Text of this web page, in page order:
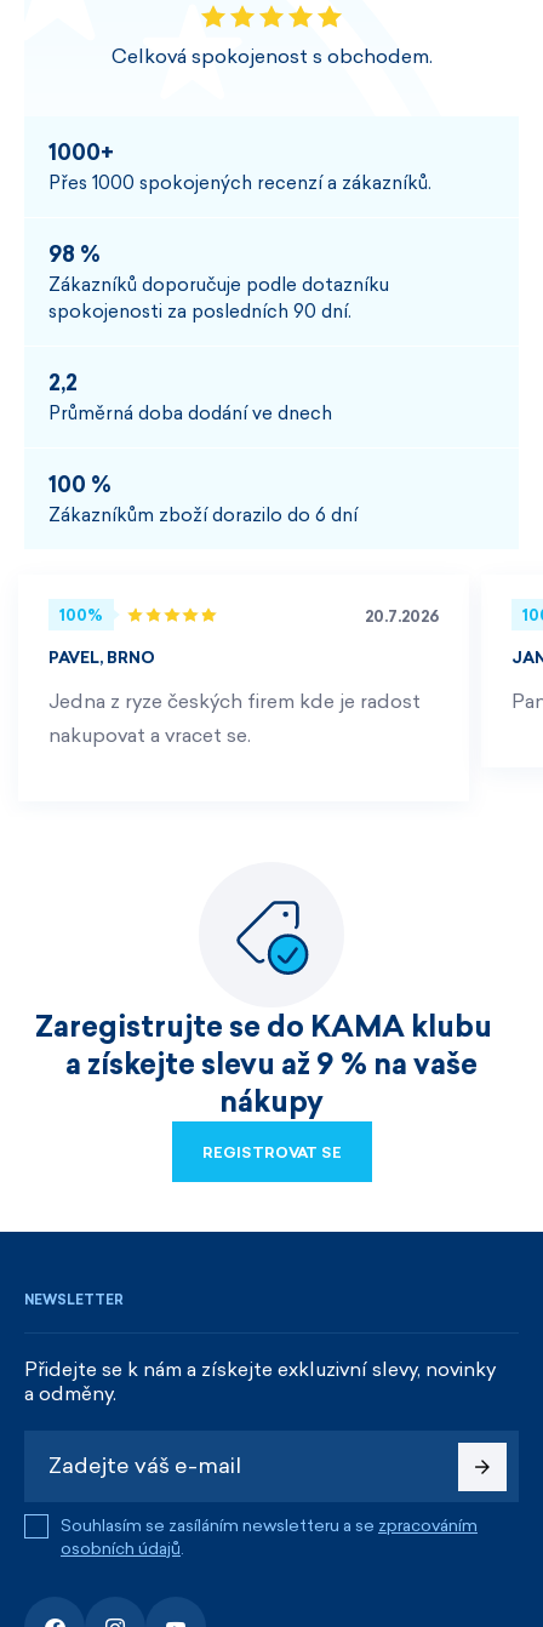
Celková spokojenost s obchodem.
1000+
Přes 1000 spokojených recenzí a zákazníků.
98 %
Zákazníků doporučuje podle dotazníku
spokojenosti za posledních 90 dní.
2,2
Průměrná doba dodání ve dnech
100 %
Zákazníkům zboží dorazilo do 6 dní
100% 20.7.2026
PAVEL, BRNO
Jedna z ryze českých firem kde je radost
nakupovat a vracet se.
Zaregistrujte se do KAMA klubu
a získejte slevu až 9 % na vaše
nákupy
REGISTROVAT SE
NEWSLETTER
Přidejte se k nám a získejte exkluzivní slevy, novinky
a odměny.
Souhlasím se zasíláním newsletteru a se zpracováním
osobních údajů.